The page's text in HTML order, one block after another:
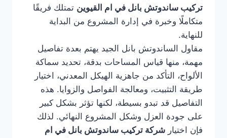
تركيب ساندوتش بانل في ام القيوين تمتلك فريقًا
متكاملًا وخبرة في إدارة المشروع من البداية
للنهاية.
مقاول الساندوتش بانل الجيد يهتم بعدة تفاصيل
مهمة، منها قياس المساحات بدقة، تحديد سماكة
الألواح، التأكد من جاهزية الهيكل المعدني، اختيار
طريقة التثبيت، ومعالجة الفواصل والزوايا. هذه
التفاصيل قد تبدو بسيطة، لكنها تؤثر بشكل كبير
على جودة العزل وشكل المشروع النهائي. لذلك
فإن اختيار شركة تركيب ساندوتش بانل في ام